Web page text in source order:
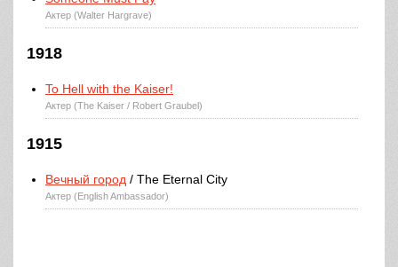
Актер (Walter Hargrave)
1918
To Hell with the Kaiser!
Актер (The Kaiser / Robert Graubel)
1915
Вечный город / The Eternal City
Актер (English Ambassador)